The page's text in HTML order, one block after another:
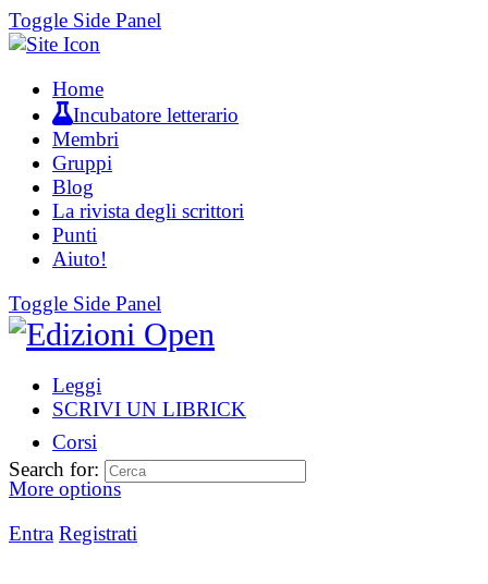
Toggle Side Panel
Home
Incubatore letterario
Membri
Gruppi
Blog
La rivista degli scrittori
Punti
Aiuto!
Toggle Side Panel
Leggi
SCRIVI UN LIBRICK
Corsi
More options
Entra Registrati
Search for: